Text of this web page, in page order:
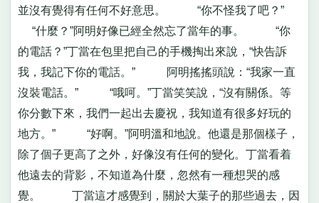
並沒有覺得有任何不好意思。 “你不怪我了吧？”
“什麼？”阿明好像已經全然忘了當年的事。 “你
的電話？”丁當在包里把自己的手機掏出來說，“快告訴
我，我記下你的電話。” 阿明搖搖頭說：“我家一直
沒裝電話。” “哦呵。”丁當笑笑說，“沒有關係。等
你分數下來，我們一起出去慶祝，我知道有很多好玩的
地方。” “好啊。”阿明溫和地說。他還是那個樣子，
除了個子更高了之外，好像沒有任何的變化。丁當看着
他遠去的背影，不知道為什麼，忽然有一種想哭的感
覺。 丁當這才感覺到，關於大葉子的那些過去，因